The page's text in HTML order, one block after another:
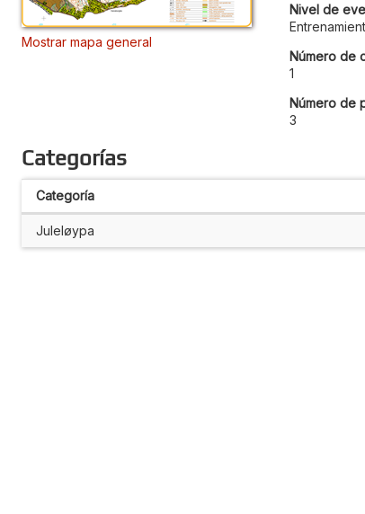
Mostrar mapa general
Nivel de
Número de
1
Número de
3
Categorías
Categoría
Juleløypa